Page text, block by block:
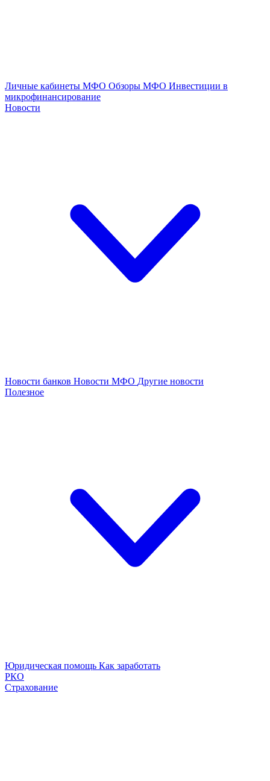
Личные кабинеты МФО Обзоры МФО Инвестиции в
микрофинансирование
Новости
Новости банков Новости МФО Другие новости
Полезное
Юридическая помощь Как заработать
РКО
Страхование